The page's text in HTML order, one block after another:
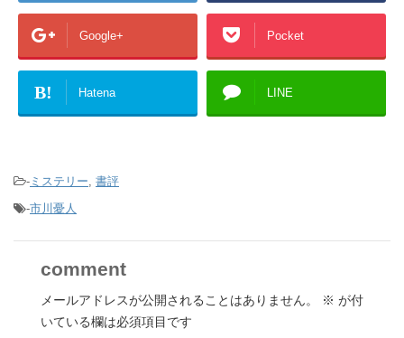
Google+ Pocket
B! Hatena LINE
- ミステリー, 書評
-市川憂人
comment
メールアドレスが公開されることはありません。 ※ が付
いている欄は必須項目です